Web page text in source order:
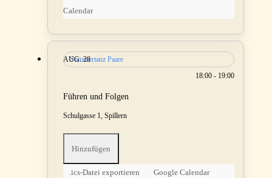
Calendar
Sommertanz Paare
AUG.28
18:00 - 19:00
Führen und Folgen
Schulgasse 1, Spillern
Hinzufügen
.ics-Datei exportieren
Google Calendar